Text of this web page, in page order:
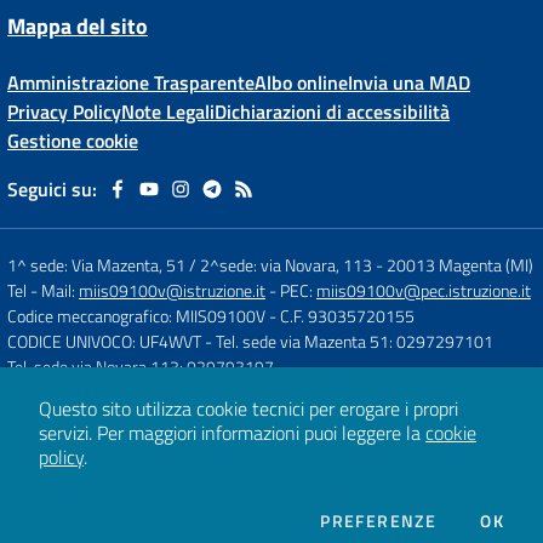
Mappa del sito
Amministrazione TrasparenteAlbo onlineInvia una MAD
Privacy PolicyNote LegaliDichiarazioni di accessibilità
Gestione cookie
Seguici su:
1^ sede: Via Mazenta, 51 / 2^sede: via Novara, 113 -20013 Magenta (MI)
Tel - Mail: miis09100v@istruzione.it- PEC: miis09100v@pec.istruzione.it
Codice meccanografico: MIIS09100V- C.F. 93035720155
CODICE UNIVOCO: UF4WVT- Tel. sede via Mazenta 51: 0297297101
Tel. sede via Novara 113: 029793197
Concept & Design by
Designers Italia
Questo sito utilizza cookie tecnici per erogare i propri
servizi. Per maggiori informazioni puoi leggere lacookie
policy.
PREFERENZE DEI COOKIE
OK